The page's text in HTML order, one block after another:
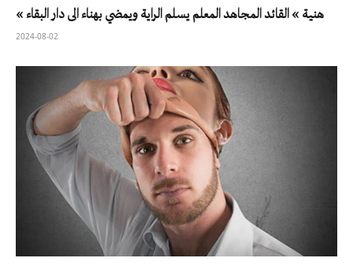
« هنية » القائد المجاهد المعلم يسلم الراية ويمضي بهناء الى دار البقاء
2024-08-02